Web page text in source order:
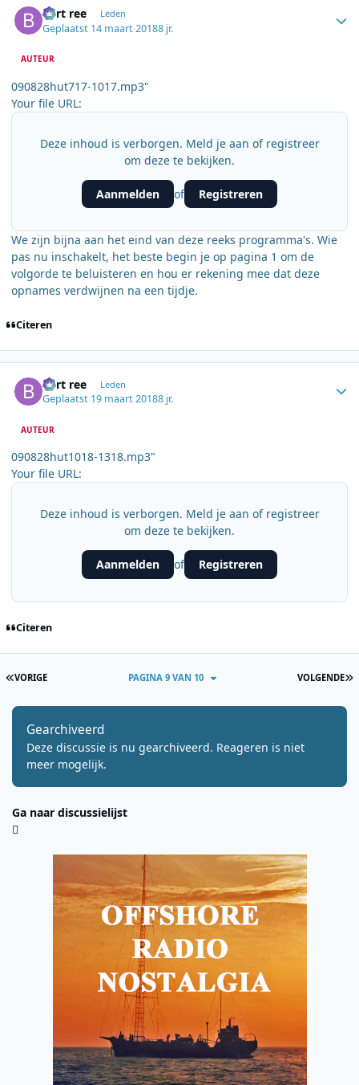
bert ree Leden
Geplaatst 14 maart 20188 jr.
AUTEUR
090828hut717-1017.mp3"
Your file URL:
Deze inhoud is verborgen. Meld je aan of registreer
om deze te bekijken.
Aanmelden of Registreren
We zijn bijna aan het eind van deze reeks programma's. Wie
pas nu inschakelt, het beste begin je op pagina 1 om de
volgorde te beluisteren en hou er rekening mee dat deze
opnames verdwijnen na een tijdje.
Citeren
bert ree Leden
Geplaatst 19 maart 20188 jr.
AUTEUR
090828hut1018-1318.mp3"
Your file URL:
Deze inhoud is verborgen. Meld je aan of registreer
om deze te bekijken.
Aanmelden of Registreren
Citeren
EERSTE PAGINA
VORIGE VOLGENDE
PAGINA 9 VAN 10
Gearchiveerd
Deze discussie is nu gearchiveerd. Reageren is niet
meer mogelijk.
Ga naar discussielijst